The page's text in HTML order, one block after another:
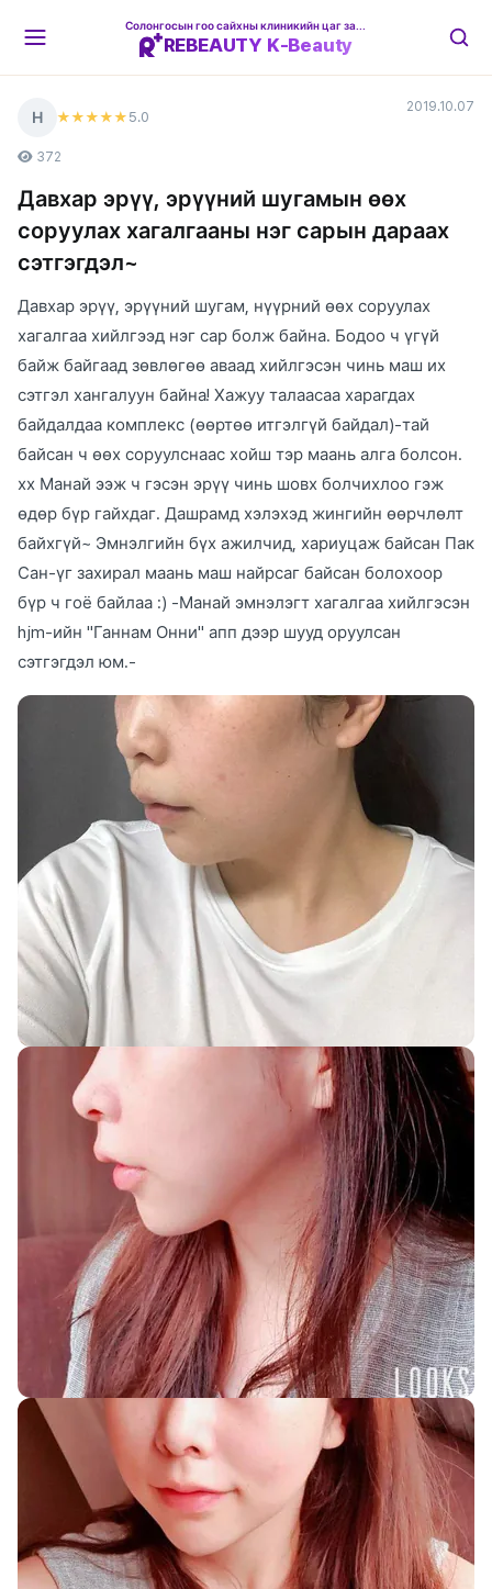
REBEAUTY K-Beauty
Н ★★★★★ 5.0
2019.10.07
372
Давхар эрүү, эрүүний шугамын өөх
соруулах хагалгааны нэг сарын дараах
сэтгэгдэл~
Давхар эрүү, эрүүний шугам, нүүрний өөх соруулах
хагалгаа хийлгээд нэг сар болж байна. Бодоо ч үгүй
байж байгаад зөвлөгөө аваад хийлгэсэн чинь маш их
сэтгэл хангалуун байна! Хажуу талаасаа харагдах
байдалдаа комплекс (өөртөө итгэлгүй байдал)-тай
байсан ч өөх соруулснаас хойш тэр маань алга болсон.
хх Манай ээж ч гэсэн эрүү чинь шовх болчихлоо гэж
өдөр бүр гайхдаг. Дашрамд хэлэхэд жингийн өөрчлөлт
байхгүй~ Эмнэлгийн бүх ажилчид, хариуцаж байсан Пак
Сан-үг захирал маань маш найрсаг байсан болохоор
бүр ч гоё байлаа :) -Манай эмнэлэгт хагалгаа хийлгэсэн
hjm-ийн "Ганнам Онни" апп дээр шууд оруулсан
сэтгэгдэл юм.-